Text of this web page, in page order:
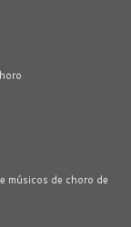
músicos de choro de